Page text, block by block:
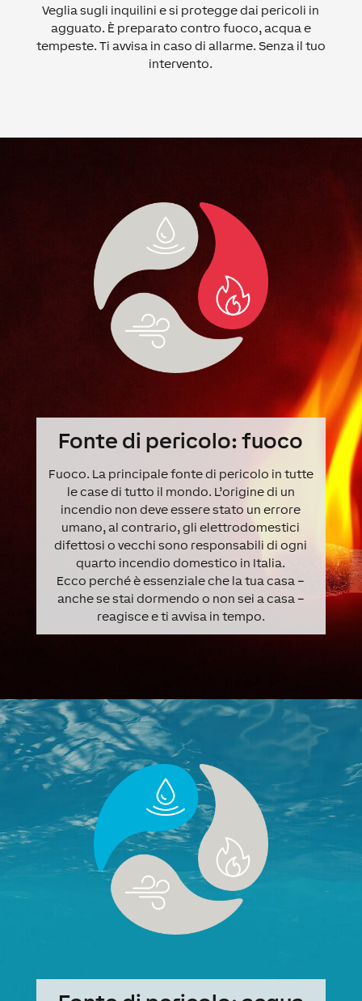
Veglia sugli inquilini e si protegge dai pericoli in
agguato. È preparato contro fuoco, acqua e
tempeste. Ti avvisa in caso di allarme. Senza il tuo
intervento.
Fonte di pericolo: fuoco
Fuoco. La principale fonte di pericolo in tutte
le case di tutto il mondo. L’origine di un
incendio non deve essere stato un errore
umano, al contrario, gli elettrodomestici
difettosi o vecchi sono responsabili di ogni
quarto incendio domestico in Italia.
Ecco perché è essenziale che la tua casa –
anche se stai dormendo o non sei a casa –
reagisce e ti avvisa in tempo.